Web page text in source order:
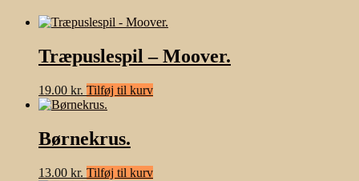
Træpuslespil – Moover.
19.00 kr. Tilføj til kurv
Børnekrus.
13.00 kr. Tilføj til kurv